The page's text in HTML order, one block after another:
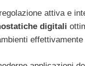
attiva e
digitali